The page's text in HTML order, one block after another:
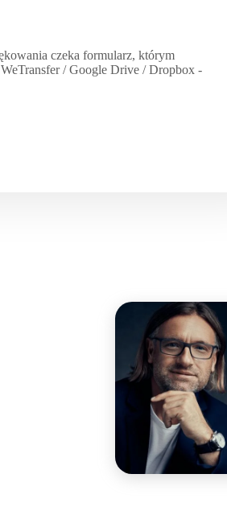
czeka formularz, którym
/ Google Drive / Dropbox -